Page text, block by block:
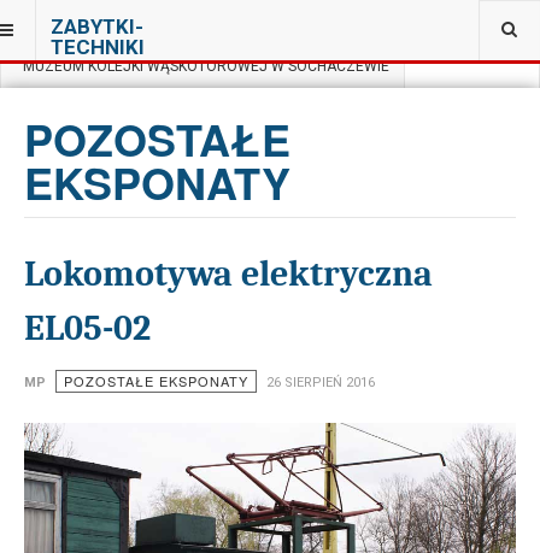
ZABYTKI-
TECHNIKI
JESTEŚ TUTAJ:
MUZEUM KOLEJKI WĄSKOTOROWEJ W SOCHACZEWIE
POZOSTAŁE
EKSPONATY
Lokomotywa elektryczna
EL05-02
MP POZOSTAŁE EKSPONATY 26 SIERPIEŃ 2016